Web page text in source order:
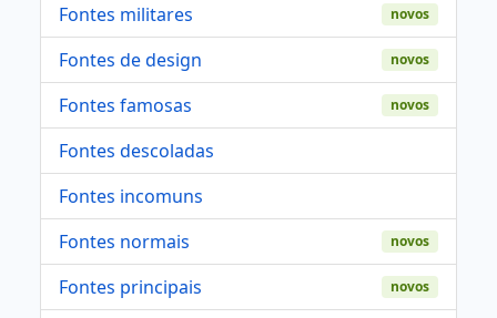
Fontes militares novos
Fontes de design novos
Fontes famosas novos
Fontes descoladas
Fontes incomuns
Fontes normais
novos
Fontes principais novos